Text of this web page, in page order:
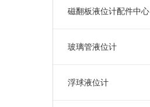
磁翻板液位计配件中心
玻璃管液位计
浮球液位计